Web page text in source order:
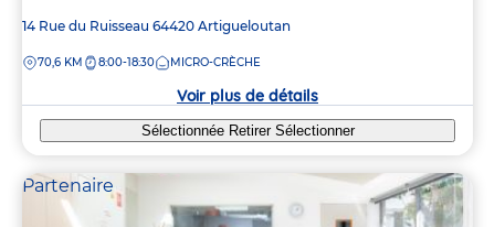
Adresse
la
14 Rue du Ruisseau 64420 Artigueloutan
DISTANCE
70,6 KM 8:00-18:30 MICRO-CRÈCHE
Voir plus de détails
Sélectionnée Retirer Sélectionner
Partenaire